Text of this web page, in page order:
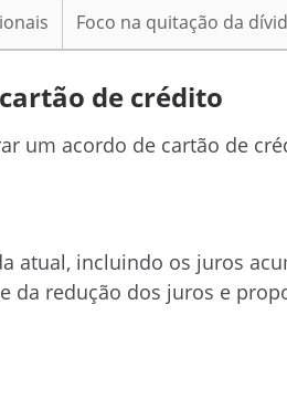
Foco na quitação da
de crédito
um acordo de cartão de
atual, incluindo os juros
da redução dos juros e